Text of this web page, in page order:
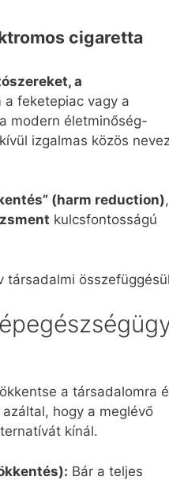
cigaretta
a
a feketepiac vagy a
modern életminőség-
izgalmas közös
(harm reduction)
kulcsfontosságú
társadalmi
a társadalomra
hogy a meglévő
kínál.
Bár a teljes